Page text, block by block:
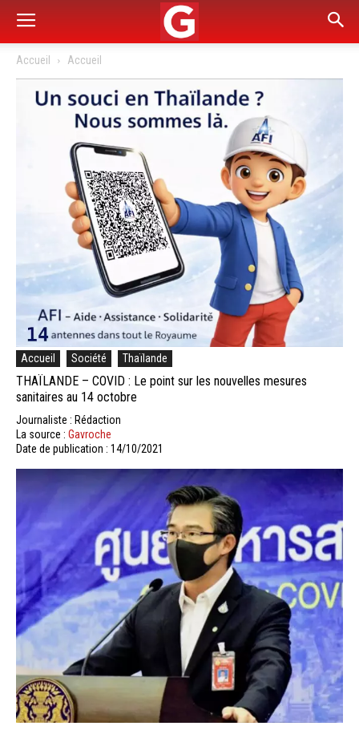
Accueil Accueil
Accueil Société Thaïlande
THAÏLANDE – COVID : Le point sur les nouvelles mesures
sanitaires au 14 octobre
Journaliste : Rédaction
La source : Gavroche
Date de publication : 14/10/2021